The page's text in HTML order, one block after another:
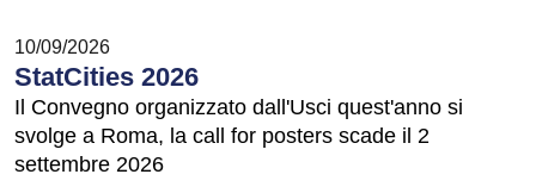
10/09/2026
StatCities 2026
Il Convegno organizzato dall'Usci quest'anno si
svolge a Roma, la call for posters scade il 2
settembre 2026